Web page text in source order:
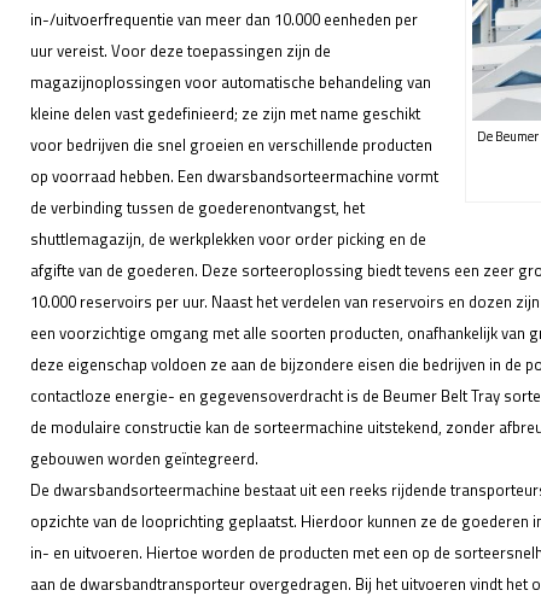
De
in-/uitvoerfrequentie van meer dan 10.000 eenheden per
uur vereist. Voor deze toepassingen zijn de
magazijnoplossingen voor automatische behandeling van
kleine delen vast gedefinieerd; ze zijn met name geschikt
voor bedrijven die snel groeien en verschillende producten
op voorraad hebben. Een dwarsbandsorteermachine vormt
de verbinding tussen de goederenontvangst, het
shuttlemagazijn, de werkplekken voor order picking en de
afgifte van de goederen. Deze sorteeroplossing biedt tevens een zeer
10.000 reservoirs per uur. Naast het verdelen van reservoirs en dozen
een voorzichtige omgang met alle soorten producten, onafhankelijk van
deze eigenschap voldoen ze aan de bijzondere eisen die bedrijven in de
contactloze energie- en gegevensoverdracht is de Beumer Belt Tray
de modulaire constructie kan de sorteermachine uitstekend, zonder
gebouwen worden geïntegreerd.
De dwarsbandsorteermachine bestaat uit een reeks rijdende
opzichte van de looprichting geplaatst. Hierdoor kunnen ze de goederen
in- en uitvoeren. Hiertoe worden de producten met een op de
aan de dwarsbandtransporteur overgedragen. Bij het uitvoeren vindt het